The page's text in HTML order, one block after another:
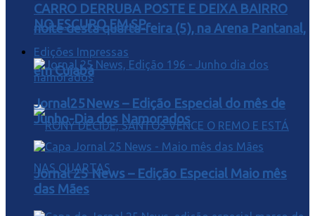
noite desta quarta-feira (5), na Arena Pantanal,
em Cuiabá
CARRO DERRUBA POSTE E DEIXA BAIRRO
NO ESCURO EM SP
Edições Impressas
Jornal25News – Edição Especial do mês de
Junho-Dia dos Namorados
Jornal 25 News – Edição Especial Maio mês
das Mães